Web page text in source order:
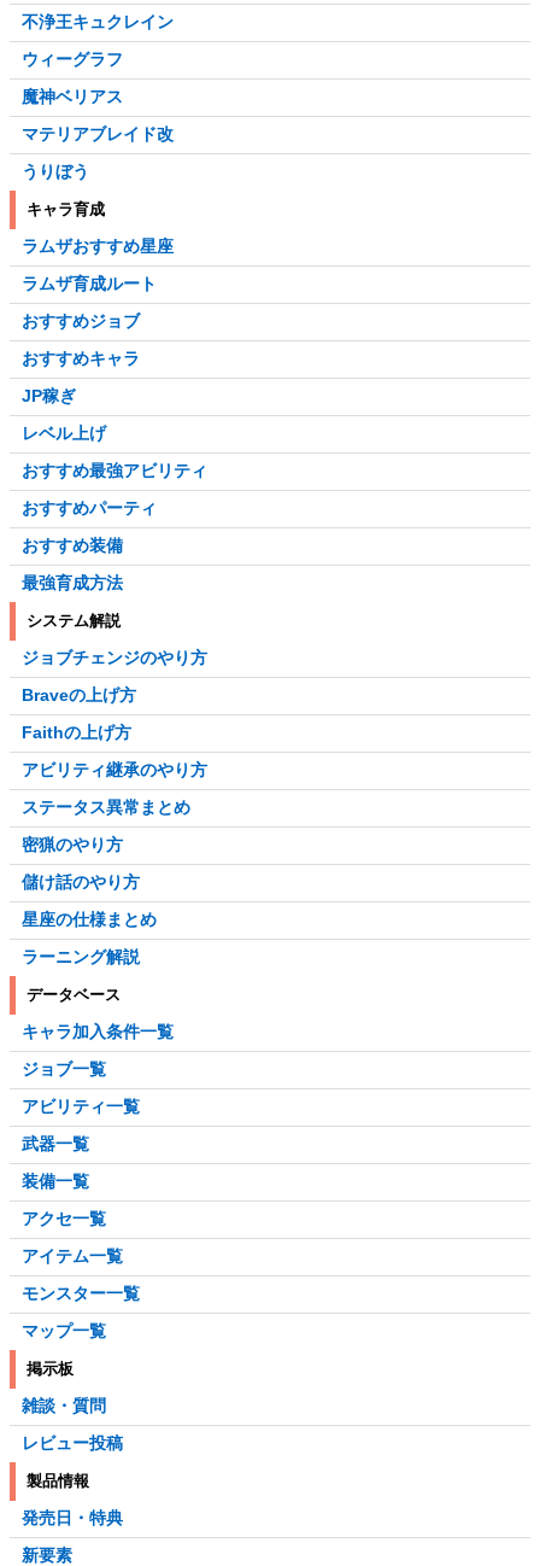
不浄王キュクレイン
ウィーグラフ
魔神ベリアス
マテリアブレイド改
うりぼう
キャラ育成
ラムザおすすめ星座
ラムザ育成ルート
おすすめジョブ
おすすめキャラ
JP稼ぎ
レベル上げ
おすすめ最強アビリティ
おすすめパーティ
おすすめ装備
最強育成方法
システム解説
ジョブチェンジのやり方
Braveの上げ方
Faithの上げ方
アビリティ継承のやり方
ステータス異常まとめ
密猟のやり方
儲け話のやり方
星座の仕様まとめ
ラーニング解説
データベース
キャラ加入条件一覧
ジョブ一覧
アビリティ一覧
武器一覧
装備一覧
アクセ一覧
アイテム一覧
モンスター一覧
マップ一覧
掲示板
雑談・質問
レビュー投稿
製品情報
発売日・特典
新要素